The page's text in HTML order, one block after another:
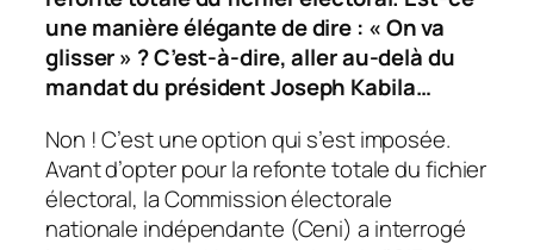
une manière élégante de dire : « On va
glisser » ? C’est-à-dire, aller au-delà du
mandat du président Joseph Kabila…
Non ! C’est une option qui s’est imposée.
Avant d’opter pour la refonte totale du fichier
électoral, la Commission électorale
nationale indépendante (Ceni) a interrogé